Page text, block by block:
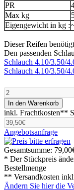
PR
Max kg
Eigengewicht in kg :
Dieser Reifen
Den passenden
Schlauch 4.10/3.50/
Schlauch 4.10/3.50/
inkl. Frachtkosten**
Angebotsanfrage
Gesamtsumme:
* Der Stückpreis
Bestellmenge
** Versandkosten
Ändern Sie hier die